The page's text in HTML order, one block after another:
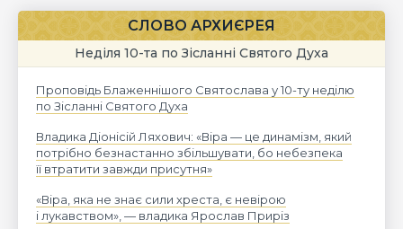
СЛОВО АРХИЄРЕЯ
Неділя 10-та по Зісланні Святого Духа
Проповідь Блаженнішого Святослава у 10-ту неділю
по Зісланні Святого Духа
Владика Діонісій Ляхович: «Віра — це динамізм, який
потрібно безнастанно збільшувати, бо небезпека
її втратити завжди присутня»
«Віра, яка не знає сили хреста, є невірою
і лукавством», — владика Ярослав Приріз